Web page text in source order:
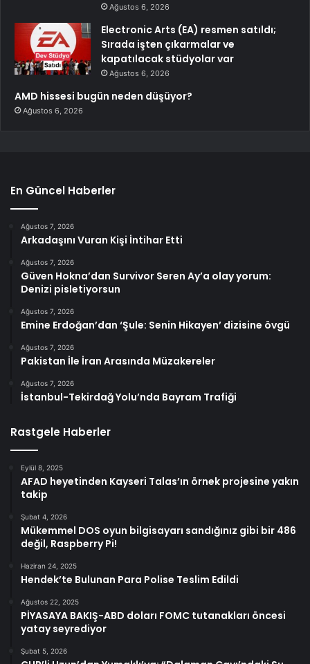
Ağustos 6, 2026
Electronic Arts (EA) resmen satıldı;
Sırada işten çıkarmalar ve
kapatılacak stüdyolar var
Ağustos 6, 2026
AMD hissesi bugün neden düşüyor?
Ağustos 6, 2026
En Güncel Haberler
Ağustos 7, 2026
Arkadaşını Vuran Kişi İntihar Etti
Ağustos 7, 2026
Güven Hokna’dan Survivor Seren Ay’a olay yorum:
Denizi pisletiyorsun
Ağustos 7, 2026
Emine Erdoğan’dan ‘Şule: Senin Hikayen’ dizisine övgü
Ağustos 7, 2026
Pakistan İle İran Arasında Müzakereler
Ağustos 7, 2026
İstanbul-Tekirdağ Yolu’nda Bayram Trafiği
Rastgele Haberler
Eylül 8, 2025
AFAD heyetinden Kayseri Talas’ın örnek projesine yakın
takip
Şubat 4, 2026
Mükemmel DOS oyun bilgisayarı sandığınız gibi bir 486
değil, Raspberry Pi!
Haziran 24, 2025
Hendek’te Bulunan Para Polise Teslim Edildi
Ağustos 22, 2025
PİYASAYA BAKIŞ-ABD doları FOMC tutanakları öncesi
yatay seyrediyor
Şubat 5, 2026